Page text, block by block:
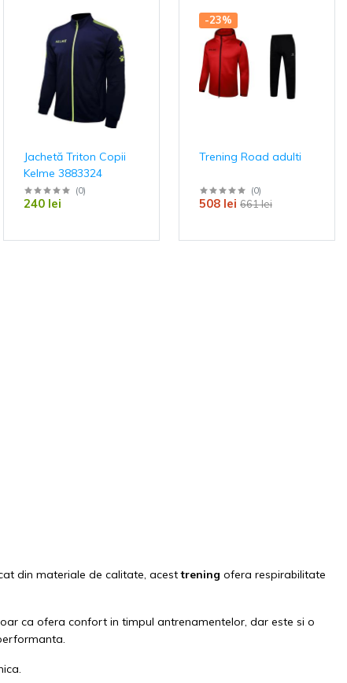
Jachetă Triton Copii
Kelme 3883324
(0)
240 lei
-23%
Trening Road adulti
(0)
661 lei
508 lei
din materiale de calitate, acesttrening ofera respirabilitate
ca ofera confort in timpul antrenamentelor, dar este si o